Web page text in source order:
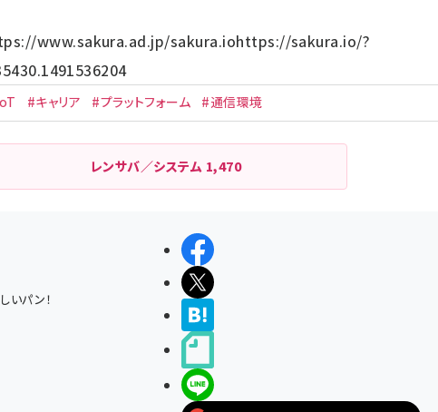
www.sakura.ad.jp/sakura.iohttps://sakura.io/?
#キャリア #プラットフォーム #通信環境
レンサバ／システム 1,470
いパン！
シェアする
ポストする
LINEで送る